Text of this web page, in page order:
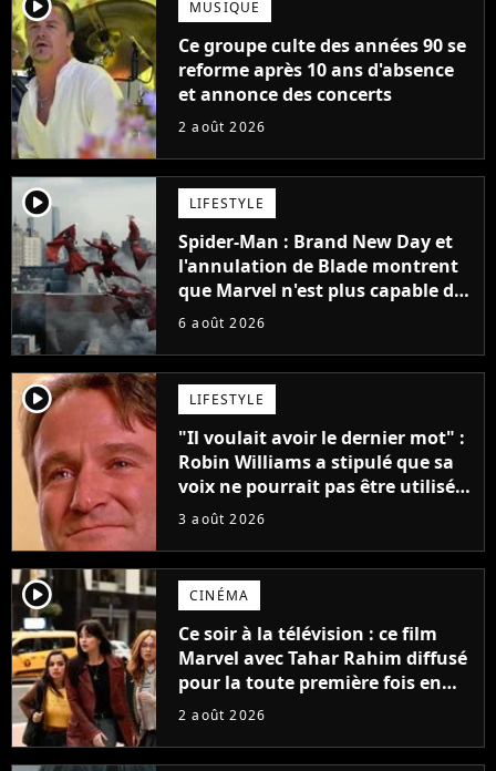
MUSIQUE
Ce groupe culte des années 90 se
reforme après 10 ans d'absence
et annonce des concerts
2 août 2026
player2 LIFESTYLE
Spider-Man : Brand New Day et
l'annulation de Blade montrent
que Marvel n'est plus capable de
faire quoi que ce soit de simple
6 août 2026
player2 LIFESTYLE
"Il voulait avoir le dernier mot" :
Robin Williams a stipulé que sa
voix ne pourrait pas être utilisée
avant 2039, pourtant Disney
inédits
3 août 2026
player2 CINÉMA
Ce soir à la télévision : ce film
Marvel avec Tahar Rahim diffusé
pour la toute première fois en
France
2 août 2026